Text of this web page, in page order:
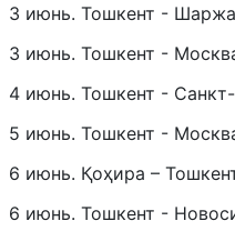
3 июнь. Тошкент -
3 июнь. Тошкент -
4 июнь. Тошкент -
5 июнь. Тошкент -
6 июнь. Қоҳира –
6 июнь. Тошкент -